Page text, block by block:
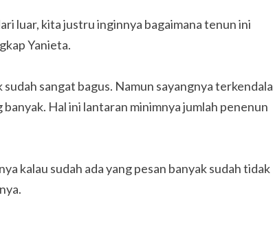
luar, kita justru inginnya bagaimana tenun ini
Yanieta.
sangat bagus. Namun sayangnya terkendala
Hal ini lantaran minimnya jumlah penenun
kalau sudah ada yang pesan banyak sudah tidak